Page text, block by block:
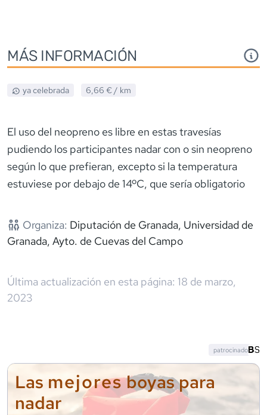
MÁS INFORMACIÓN
ya celebrada 6,66 € / km
El uso del neopreno es libre en estas travesías
pudiendo los participantes nadar con o sin neopreno
según lo que prefieran, excepto si la temperatura
estuviese por debajo de 14ºC, que sería obligatorio
Organiza: Diputación de Granada, Universidad de
Granada, Ayto. de Cuevas del Campo
Última actualización en esta página: 18 de marzo,
2023
Las mejoresboyas para
nadar
patrocinado